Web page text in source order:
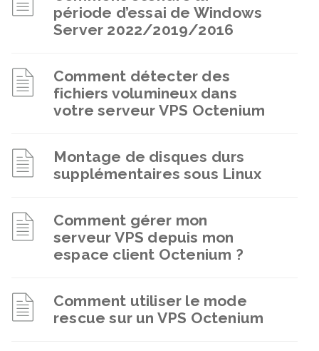
période d’essai de Windows
Server 2022/2019/2016
Comment détecter des
fichiers volumineux dans
votre serveur VPS Octenium
Montage de disques durs
supplémentaires sous Linux
Comment gérer mon
serveur VPS depuis mon
espace client Octenium ?
Comment utiliser le mode
rescue sur un VPS Octenium